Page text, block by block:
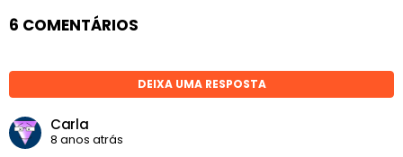
6 COMENTÁRIOS
DEIXA UMA RESPOSTA
Carla
8 anos atrás